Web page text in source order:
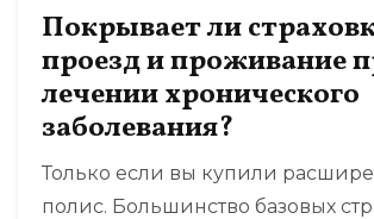
Покрывает ли
проезд и проживание
лечении хронического
заболевания?
Только если вы купили
полис. Большинство базовых